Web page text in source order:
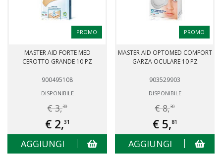
PROMO
MASTER AID FORTE MED
CEROTTO GRANDE 10 PZ
900495108
DISPONIBILE
€ 3,30
€ 2,31
AGGIUNGI
PROMO
MASTER AID OPTOMED COMFORT
GARZA OCULARE 10 PZ
903529903
DISPONIBILE
€ 8,30
€ 5,81
AGGIUNGI